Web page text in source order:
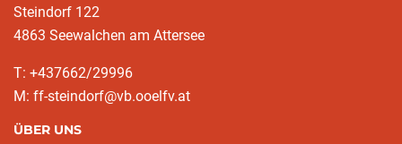
Steindorf 122
4863 Seewalchen am Attersee
T: +437662/29996
M: ff-steindorf@vb.ooelfv.at
ÜBER UNS